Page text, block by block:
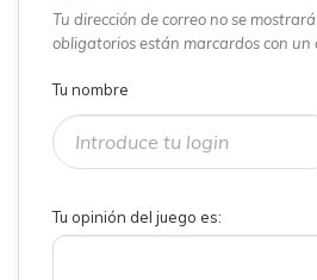
Tu dirección de correo no se
obligatorios están marcardos con un
Tu nombre
Tu opinión del juego es: